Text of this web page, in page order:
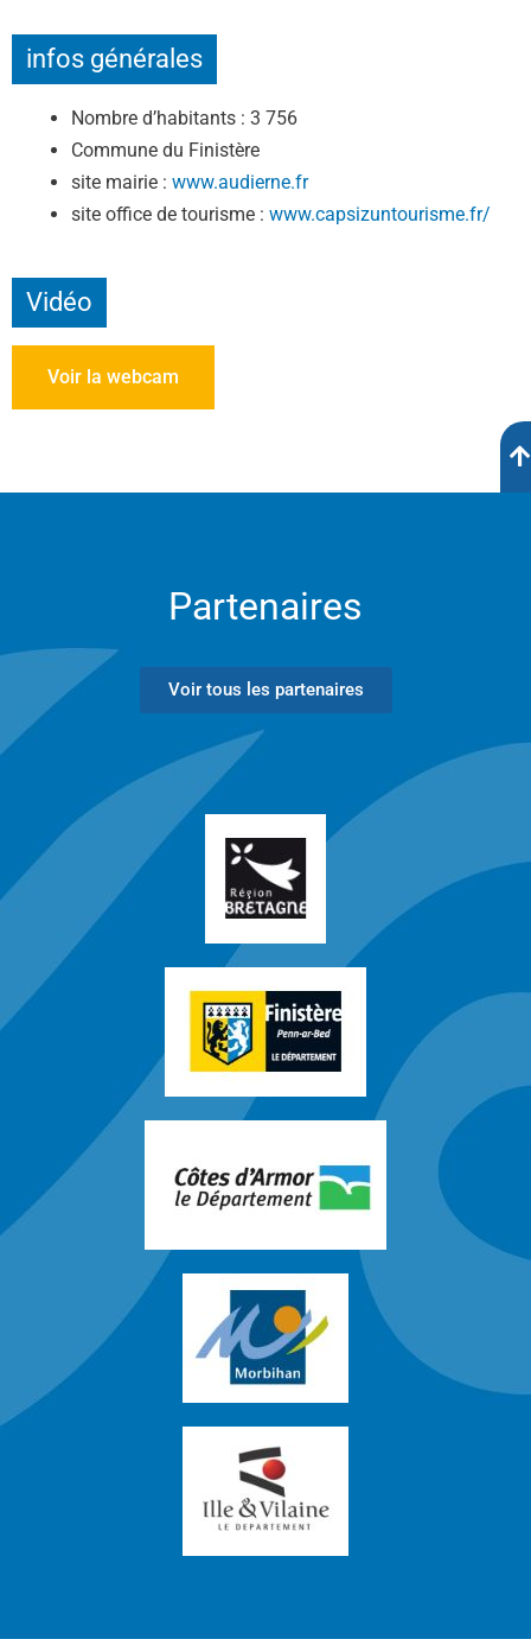
infos générales
Nombre d’habitants : 3 756
Commune du Finistère
site mairie : www.audierne.fr
site office de tourisme : www.capsizuntourisme.fr/
Vidéo
Voir la webcam
Partenaires
Voir tous les partenaires